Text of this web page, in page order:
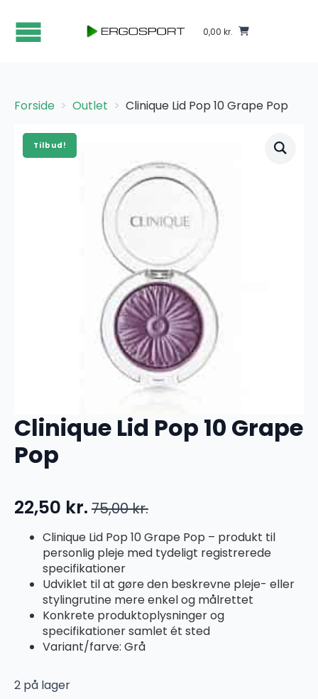
0,00 kr.
Forside Outlet Clinique Lid Pop 10 Grape Pop
Tilbud!
Clinique Lid Pop 10 Grape
Pop
75,00kr.
Den
oprindelige
pris
var:
75,00 kr..
22,50 kr.
Den
aktuelle
pris
er:
22,50 kr..
Clinique Lid Pop 10 Grape Pop – produkt til
personlig pleje med tydeligt registrerede
specifikationer
Udviklet til at gøre den beskrevne pleje- eller
stylingrutine mere enkel og målrettet
Konkrete produktoplysninger og
specifikationer samlet ét sted
Variant/farve: Grå
2 på lager